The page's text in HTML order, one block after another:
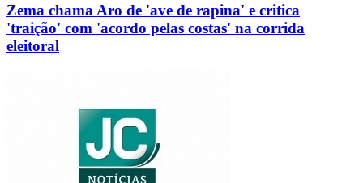
Zema chama Aro de 'ave de rapina' e critica
'traição' com 'acordo pelas costas' na corrida
eleitoral